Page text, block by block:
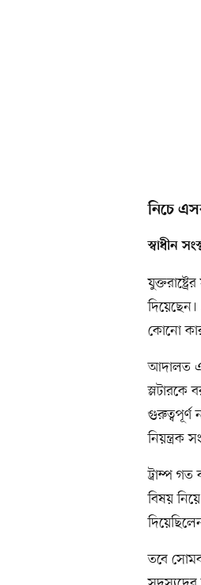
নিচে
স্বাধীন
কোনো
আদালত
স্লটারকে
গুরুত্বপূর্ণ
নিয়ন্ত্রক
ট্রাম্প
বিষয়
তবে